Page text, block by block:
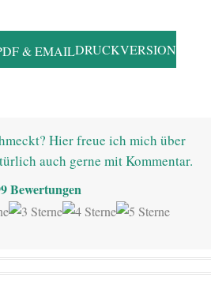
DRUCKVERSION
Hier freue ich mich über
auch gerne mit Kommentar.
Bewertungen